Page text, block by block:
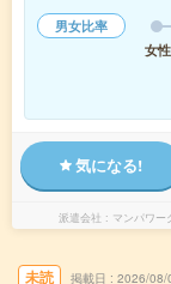
男女比率
女性
気になる!
派遣会社 マンパワ
未読 掲載日 2026/08/